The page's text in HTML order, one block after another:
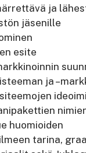
ja
jäsenille
esite
ja
huomioiden
tarina,